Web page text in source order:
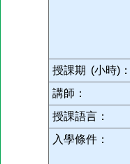
授課期 (小時)：
講師：
授課語言：
入學條件：